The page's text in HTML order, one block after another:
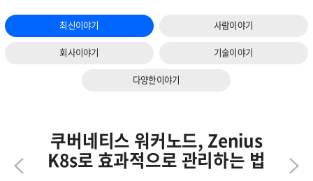
최신이야기 사람이야기
회사이야기 기술이야기
다양한이야기
쿠버네티스 워커노드, Zenius
K8s로 효과적으로 관리하는 법